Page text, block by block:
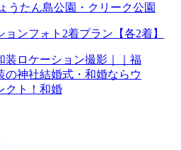
うたん島公園・クリーク公園
ョンフォト2着プラン【各2着】